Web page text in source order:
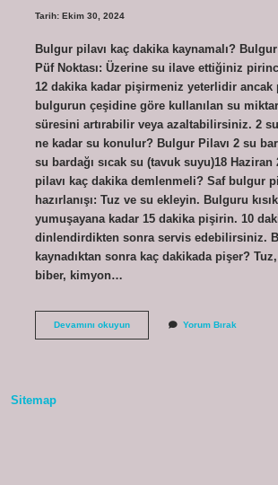
Tarih: Ekim 30, 2024
Bulgur pilavı kaç dakika kaynamalı?
Püf Noktası: Üzerine su ilave ettiğiniz
12 dakika kadar pişirmeniz yeterlidir ancak
bulgurun çeşidine göre kullanılan su
süresini artırabilir veya azaltabilirsiniz. 2
ne kadar su konulur? Bulgur Pilavı 2 su
su bardağı sıcak su (tavuk suyu)18 Haziran
pilavı kaç dakika demlenmeli? Saf bulgur
hazırlanışı: Tuz ve su ekleyin. Bulguru
yumuşayana kadar 15 dakika pişirin. 10
dinlendirdikten sonra servis edebilirsiniz.
kaynadıktan sonra kaç dakikada pişer? Tuz,
biber, kimyon…
Devamını okuyunBulgur
Yorum Bırak
Sitemap